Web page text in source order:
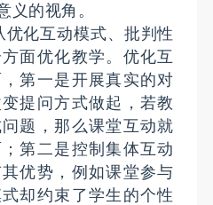
义的视角。
化互动模式、批判性
面优化教学。优化互
第一是开展真实的对
提问方式做起，若教
题，那么课堂互动就
第二是控制集体互动
优势，例如课堂参与
却约束了学生的个性